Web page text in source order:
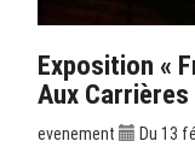
Exposition «
Aux
evenement
Du 13